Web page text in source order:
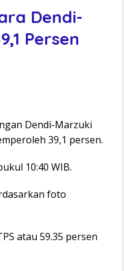
Dendi-
Persen
Dendi-Marzuki
39,1 persen.
10:40 WIB.
foto
atau 59.35 persen